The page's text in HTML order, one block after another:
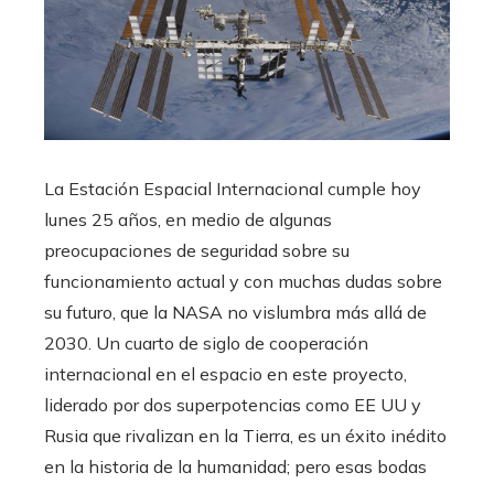
La Estación Espacial Internacional cumple hoy
lunes 25 años, en medio de algunas
preocupaciones de seguridad sobre su
funcionamiento actual y con muchas dudas sobre
su futuro, que la NASA no vislumbra más allá de
2030. Un cuarto de siglo de cooperación
internacional en el espacio en este proyecto,
liderado por dos superpotencias como EE UU y
Rusia que rivalizan en la Tierra, es un éxito inédito
en la historia de la humanidad; pero esas bodas